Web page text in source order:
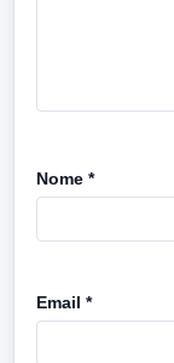
Nome *
Email *